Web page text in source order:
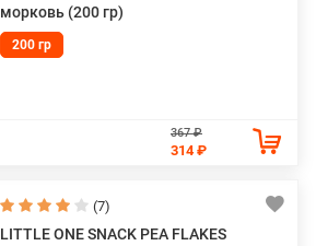
морковь (200 гр)
200 гр
367 ₽
314 ₽
(7)
LITTLE ONE SNACK PEA FLAKES